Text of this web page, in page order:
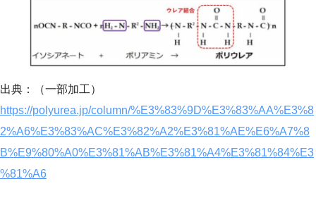
出典：（一部加工）
https://polyurea.jp/column/%E3%83%9D%E3%83%AA%E3%8
2%A6%E3%83%AC%E3%82%A2%E3%81%AE%E6%A7%8
B%E9%80%A0%E3%81%AB%E3%81%A4%E3%81%84%E3
%81%A6